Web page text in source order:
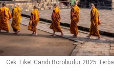
Cek Tiket Candi Borobudur 2025